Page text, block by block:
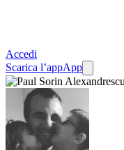
Accedi
Scarica l’appApp